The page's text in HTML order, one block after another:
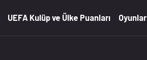
UEFA Kulüp ve Ülke Puanları Oyunlar